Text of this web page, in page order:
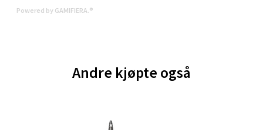
Powered by GAMIFIERA.®
Andre kjøpte også